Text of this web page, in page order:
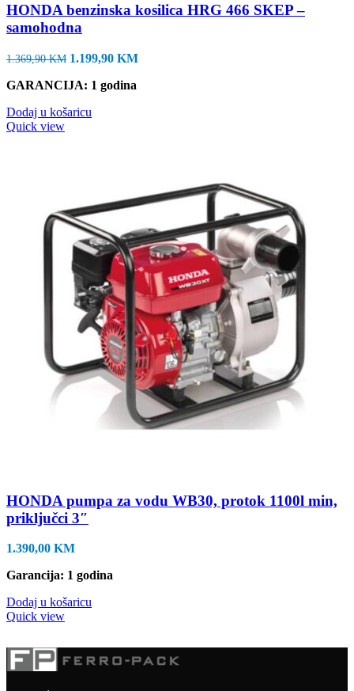
HONDA benzinska kosilica HRG 466 SKEP –
samohodna
1.369,90KM Izvorna
bila
1.369,90 KM.
1.199,90 KMTrenutna
GARANCIJA: 1 godina
Dodaj u košaricu
Quick view
HONDA pumpa za vodu WB30, protok 1100l min,
priključci 3″
1.390,00 KM
Garancija: 1 godina
Dodaj u košaricu
Quick view